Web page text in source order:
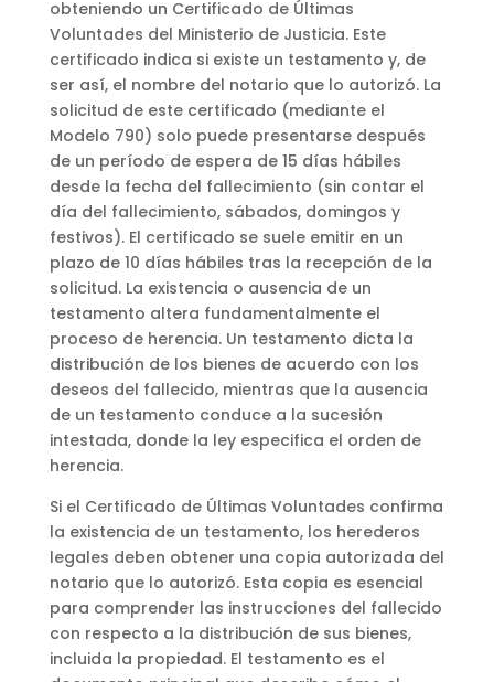
obteniendo un Certificado de Últimas
Voluntades del Ministerio de Justicia. Este
certificado indica si existe un testamento y, de
ser así, el nombre del notario que lo autorizó. La
solicitud de este certificado (mediante el
Modelo 790) solo puede presentarse después
de un período de espera de 15 días hábiles
desde la fecha del fallecimiento (sin contar el
día del fallecimiento, sábados, domingos y
festivos). El certificado se suele emitir en un
plazo de 10 días hábiles tras la recepción de la
solicitud. La existencia o ausencia de un
testamento altera fundamentalmente el
proceso de herencia. Un testamento dicta la
distribución de los bienes de acuerdo con los
deseos del fallecido, mientras que la ausencia
de un testamento conduce a la sucesión
intestada, donde la ley especifica el orden de
herencia.
Si el Certificado de Últimas Voluntades confirma
la existencia de un testamento, los herederos
legales deben obtener una copia autorizada del
notario que lo autorizó. Esta copia es esencial
para comprender las instrucciones del fallecido
con respecto a la distribución de sus bienes,
incluida la propiedad. El testamento es el